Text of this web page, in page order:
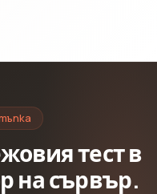
тест в
на сървър.